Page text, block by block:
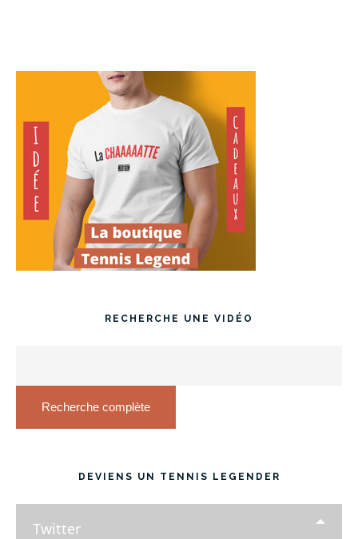
RECHERCHE UNE VIDÉO
Recherche complète
DEVIENS UN TENNIS LEGENDER
Twitter